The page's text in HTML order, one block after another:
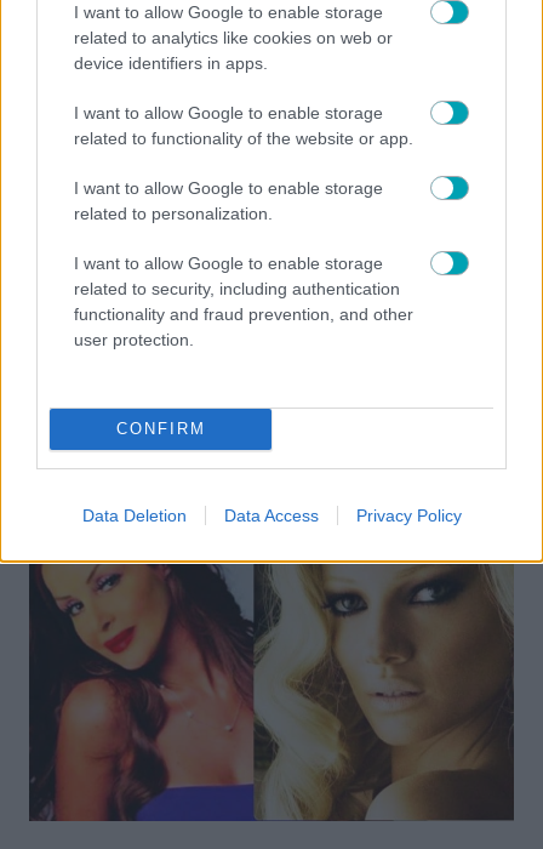
I want to allow Google to enable storage
related to analytics like cookies on web or
device identifiers in apps.
I want to allow Google to enable storage
related to functionality of the website or app.
I want to allow Google to enable storage
related to personalization.
I want to allow Google to enable storage
related to security, including authentication
functionality and fraud prevention, and other
user protection.
CONFIRM
Data Deletion Data Access Privacy Policy
σε προχωρημένη αποσύνθεση- Οι πρώτες
πληροφορίες